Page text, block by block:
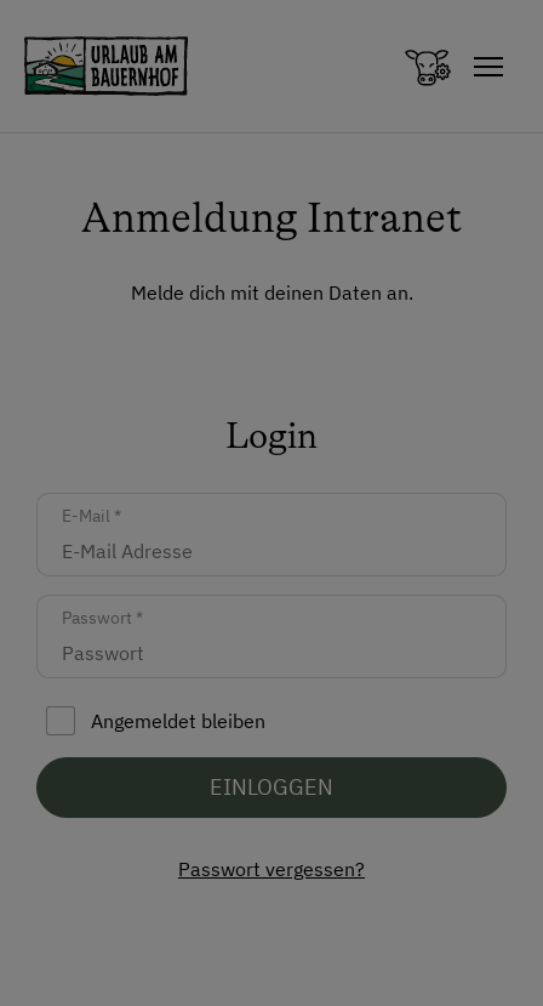
Anmeldung Intranet
Melde dich mit deinen Daten an.
Login
E-Mail *
Passwort *
Angemeldet bleiben
EINLOGGEN
Passwort vergessen?